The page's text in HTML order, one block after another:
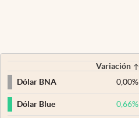
Variación
Dólar BNA
0,00%
Dólar Blue 0,66%